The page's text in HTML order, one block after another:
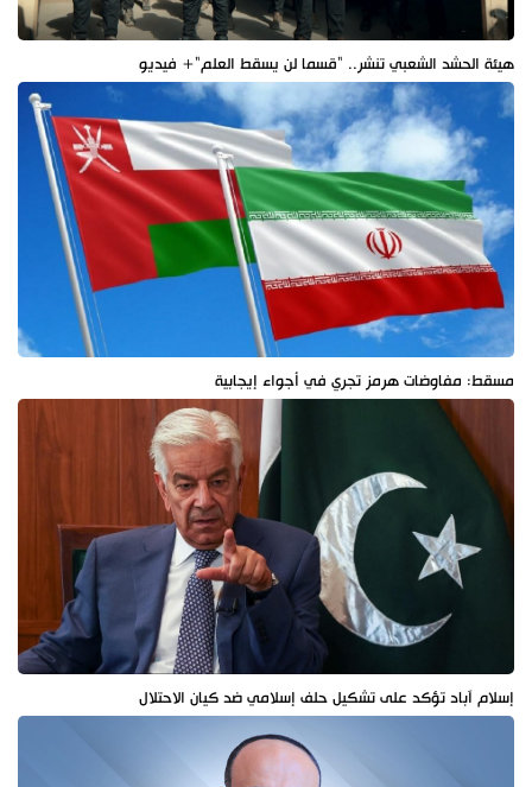
هيئة الحشد الشعبي تنشر.. "قسما لن يسقط العلم"+ فيديو
مسقط: مفاوضات هرمز تجري في أجواء إيجابية
إسلام آباد تؤكد على تشكيل حلف إسلامي ضد كيان الاحتلال